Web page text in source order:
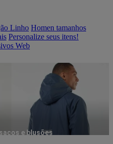
Linho Homen tamanhos
Personalize seus itens!
Web
e blusões